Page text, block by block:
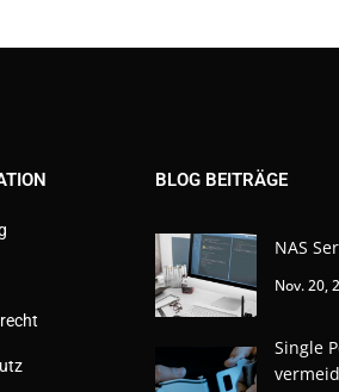
BLOG BEITRÄGE
Nov. 20,
NAS
Single